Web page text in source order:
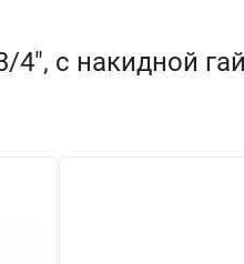
с накидной